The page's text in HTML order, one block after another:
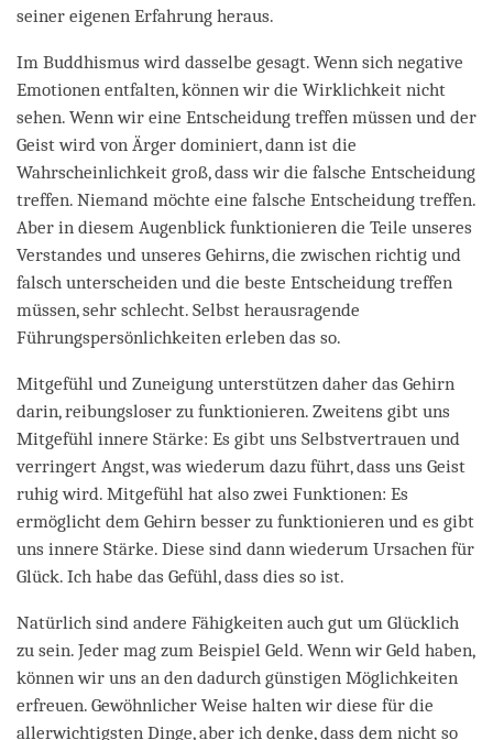
seiner eigenen Erfahrung heraus.
Im Buddhismus wird dasselbe gesagt. Wenn sich negative
Emotionen entfalten, können wir die Wirklichkeit nicht
sehen. Wenn wir eine Entscheidung treffen müssen und der
Geist wird von Ärger dominiert, dann ist die
Wahrscheinlichkeit groß, dass wir die falsche Entscheidung
treffen. Niemand möchte eine falsche Entscheidung treffen.
Aber in diesem Augenblick funktionieren die Teile unseres
Verstandes und unseres Gehirns, die zwischen richtig und
falsch unterscheiden und die beste Entscheidung treffen
müssen, sehr schlecht. Selbst herausragende
Führungspersönlichkeiten erleben das so.
Mitgefühl und Zuneigung unterstützen daher das Gehirn
darin, reibungsloser zu funktionieren. Zweitens gibt uns
Mitgefühl innere Stärke: Es gibt uns Selbstvertrauen und
verringert Angst, was wiederum dazu führt, dass uns Geist
ruhig wird. Mitgefühl hat also zwei Funktionen: Es
ermöglicht dem Gehirn besser zu funktionieren und es gibt
uns innere Stärke. Diese sind dann wiederum Ursachen für
Glück. Ich habe das Gefühl, dass dies so ist.
Natürlich sind andere Fähigkeiten auch gut um Glücklich
zu sein. Jeder mag zum Beispiel Geld. Wenn wir Geld haben,
können wir uns an den dadurch günstigen Möglichkeiten
erfreuen. Gewöhnlicher Weise halten wir diese für die
allerwichtigsten Dinge, aber ich denke, dass dem nicht so